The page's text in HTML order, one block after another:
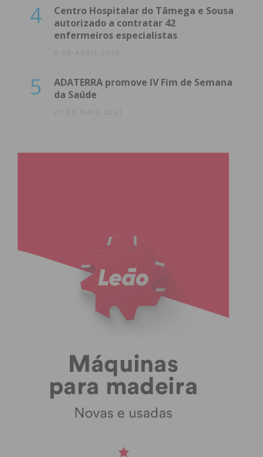
4
Centro Hospitalar do Tâmega e Sousa
autorizado a contratar 42
enfermeiros especialistas
8 DE ABRIL 2022
5
ADATERRA promove IV Fim de Semana
da Saúde
21 DE MAIO 2021